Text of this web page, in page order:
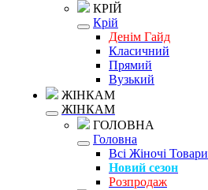
КРІЙ
Крій
Денім Гайд
Класичний
Прямий
Вузький
ЖІНКАМ
ЖІНКАМ
ГОЛОВНА
Головна
Всі Жіночі Товари
Новий сезон
Розпродаж